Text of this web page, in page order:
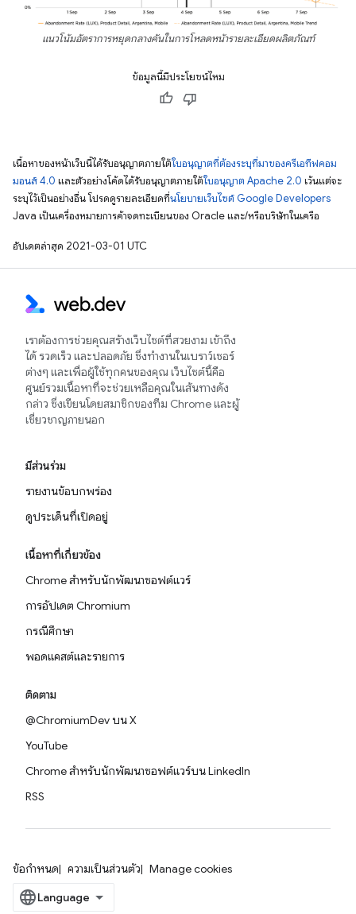
แนวโน้มอัตราการหยุดกลางคันในการโหลดหน้ารายละเอียดผลิตภัณฑ์
ข้อมูลนี้มีประโยชน์ไหม
เนื้อหาของหน้าเว็บนี้ได้รับอนุญาตภายใต้ใบอนุญาตที่ต้องระบุที่มาของครีเอทีฟคอม
มอนส์ 4.0 และตัวอย่างโค้ดได้รับอนุญาตภายใต้ใบอนุญาต Apache 2.0 เว้นแต่จะ
ระบุไว้เป็นอย่างอื่น โปรดดูรายละเอียดที่นโยบายเว็บไซต์ Google Developers
Java เป็นเครื่องหมายการค้าจดทะเบียนของ Oracle และ/หรือบริษัทในเครือ
อัปเดตล่าสุด 2021-03-01 UTC
เราต้องการช่วยคุณสร้างเว็บไซต์ที่สวยงาม เข้าถึง
ได้ รวดเร็ว และปลอดภัย ซึ่งทำงานในเบราว์เซอร์
ต่างๆ และเพื่อผู้ใช้ทุกคนของคุณ เว็บไซต์นี้คือ
ศูนย์รวมเนื้อหาที่จะช่วยเหลือคุณในเส้นทางดัง
กล่าว ซึ่งเขียนโดยสมาชิกของทีม Chrome และผู้
เชี่ยวชาญภายนอก
มีส่วนร่วม
รายงานข้อบกพร่อง
ดูประเด็นที่เปิดอยู่
เนื้อหาที่เกี่ยวข้อง
Chrome สำหรับนักพัฒนาซอฟต์แวร์
การอัปเดต Chromium
กรณีศึกษา
พอดแคสต์และรายการ
ติดตาม
@ChromiumDev บน X
YouTube
Chrome สำหรับนักพัฒนาซอฟต์แวร์บน LinkedIn
RSS
ข้อกำหนด ความเป็นส่วนตัว Manage cookies